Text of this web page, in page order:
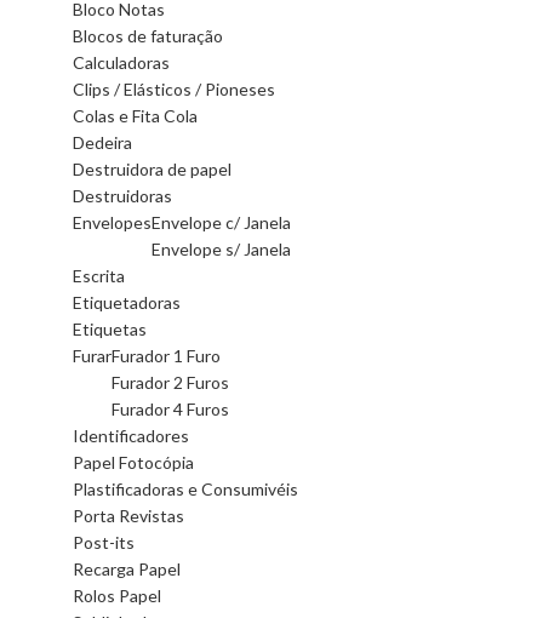
Bloco Notas
Blocos de faturação
Calculadoras
Clips / Elásticos / Pioneses
Colas e Fita Cola
Dedeira
Destruidora de papel
Destruidoras
EnvelopesEnvelope c/ Janela
Envelope s/ Janela
Escrita
Etiquetadoras
Etiquetas
FurarFurador 1 Furo
Furador 2 Furos
Furador 4 Furos
Identificadores
Papel Fotocópia
Plastificadoras e Consumivéis
Porta Revistas
Post-its
Recarga Papel
Rolos Papel